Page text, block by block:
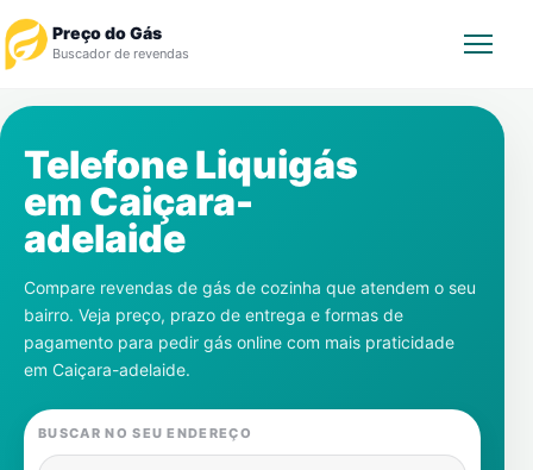
Preço do Gás
Buscador de revendas
Revendedor
Notícias
Cadastre-se
Gás
Contatos
Telefone Liquigás
em Caiçara-
adelaide
Compare revendas de gás de cozinha que atendem o seu
bairro. Veja preço, prazo de entrega e formas de
pagamento para pedir gás online com mais praticidade
em Caiçara-adelaide.
BUSCAR NO SEU ENDEREÇO